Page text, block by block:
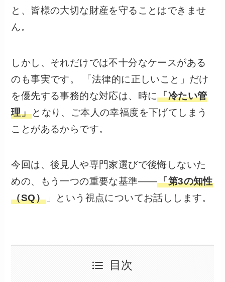
と、皆様の大切な財産を守ることはできませ
ん。
しかし、それだけでは不十分なケースがある
のも事実です。 「法律的に正しいこと」だけ
を優先する事務的な対応は、時に「冷たい管
理」 となり、ご本人の幸福度を下げてしまう
ことがあるからです。
今回は、後見人や専門家選びで後悔しないた
めの、もう一つの重要な基準――「第3の知性
（SQ） 」という視点についてお話しします。
目次